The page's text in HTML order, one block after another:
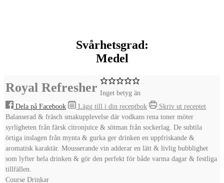
Svårhetsgrad:
Medel
Royal Refresher Inget betyg än
Dela på Facebook
Lägg till i din receptbok
Skriv ut receptet
Balanserad & fräsch smakupplevelse där vodkans rena toner möter
syrligheten från färsk citronjuice & sötman från sockerlag. De subtila
örtiga inslagen från mynta & gurka ger drinken en uppfriskande &
aromatisk karaktär. Mousserande vin adderar en lätt & livlig bubblighet
som lyfter hela drinken & gör den perfekt för både varma dagar & festliga
tillfällen.
Course Drinkar